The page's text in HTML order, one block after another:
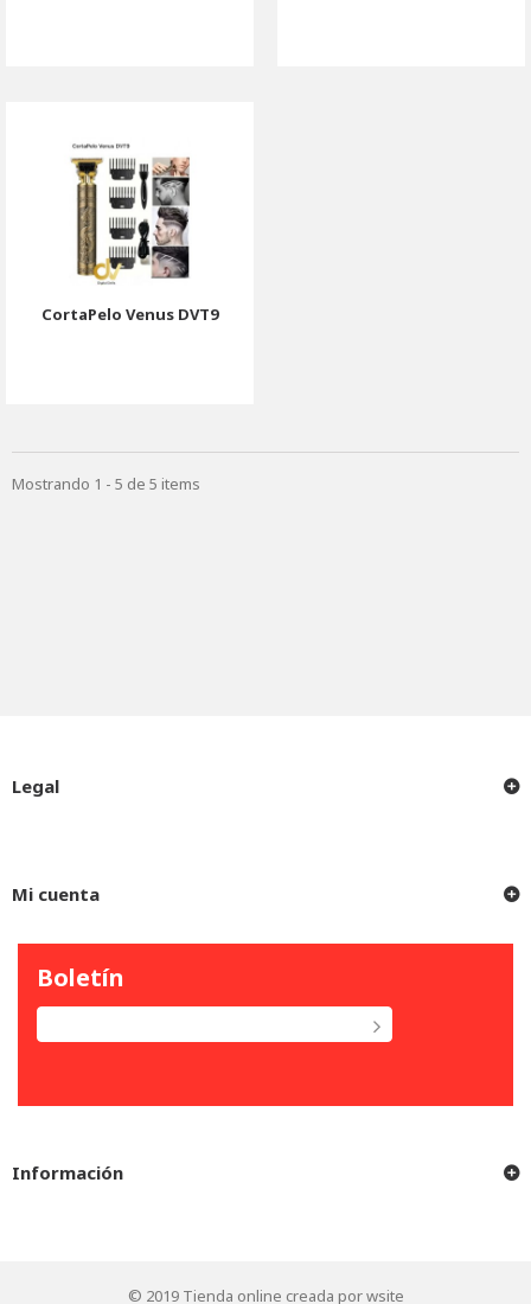
CortaPelo Venus DVT9
Mostrando 1 - 5 de 5 items
Legal
© 2019 Tienda online creada por wsite
Mi cuenta
Boletín
Información